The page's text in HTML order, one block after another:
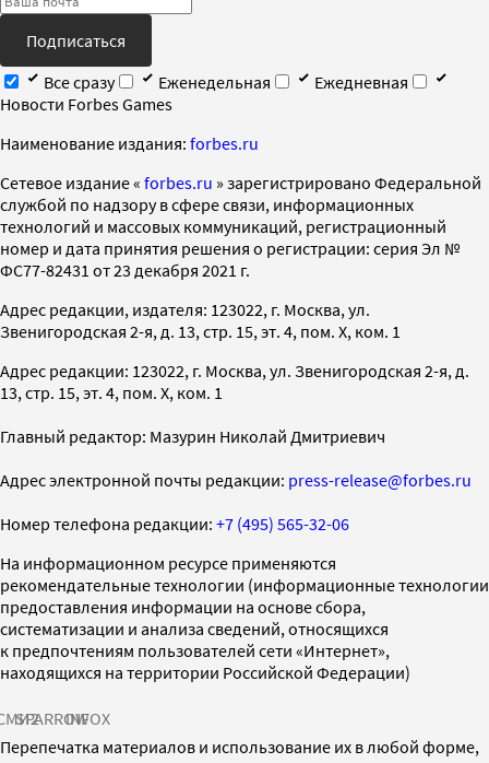
Подписаться
Все сразу
Еженедельная
Ежедневная
Новости Forbes Games
Наименование издания: forbes.ru
Cетевое издание « forbes.ru » зарегистрировано Федеральной
службой по надзору в сфере связи, информационных
технологий и массовых коммуникаций, регистрационный
номер и дата принятия решения о регистрации: серия Эл №
ФС77-82431 от 23 декабря 2021 г.
Адрес редакции, издателя: 123022, г. Москва, ул.
Звенигородская 2-я, д. 13, стр. 15, эт. 4, пом. X, ком. 1
Адрес редакции: 123022, г. Москва, ул. Звенигородская 2-я, д.
13, стр. 15, эт. 4, пом. X, ком. 1
Главный редактор: Мазурин Николай Дмитриевич
Адрес электронной почты редакции: press-release@forbes.ru
Номер телефона редакции: +7 (495) 565-32-06
На информационном ресурсе применяются
рекомендательные технологии (информационные технологии
предоставления информации на основе сбора,
систематизации и анализа сведений, относящихся
к предпочтениям пользователей сети «Интернет»,
находящихся на территории Российской Федерации)
SPARROWINFOX
Перепечатка материалов и использование их в любой форме,